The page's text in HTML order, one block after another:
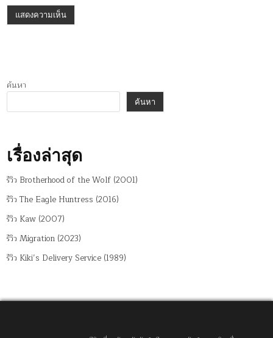
ค้นหา
ค้นหา
เรื่องล่าสุด
รีวิว Brotherhood of the Wolf (2001)
รีวิว The Eagle Huntress (2016)
รีวิว Kaw (2007)
รีวิว Migration (2023)
รีวิว Kiki’s Delivery Service (1989)